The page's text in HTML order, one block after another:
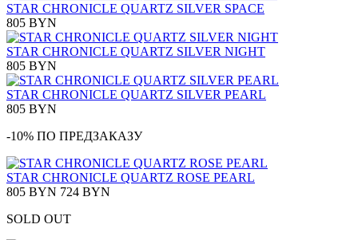
STAR CHRONICLE QUARTZ SILVER SPACE
805 BYN
STAR CHRONICLE QUARTZ SILVER NIGHT
805 BYN
STAR CHRONICLE QUARTZ SILVER PEARL
805 BYN
-10% ПО ПРЕДЗАКАЗУ
STAR CHRONICLE QUARTZ ROSE PEARL
805 BYN 724 BYN
SOLD OUT